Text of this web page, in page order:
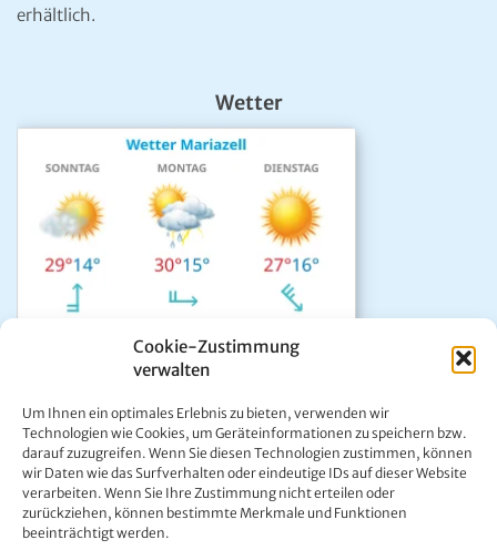
Cookie-Zustimmung
verwalten
Um Ihnen ein optimales Erlebnis zu bieten, verwenden wir
Technologien wie Cookies, um Geräteinformationen zu speichern bzw.
darauf zuzugreifen. Wenn Sie diesen Technologien zustimmen, können
wir Daten wie das Surfverhalten oder eindeutige IDs auf dieser Website
verarbeiten. Wenn Sie Ihre Zustimmung nicht erteilen oder
zurückziehen, können bestimmte Merkmale und Funktionen
beeinträchtigt werden.
erhältlich.
Wetter
Das aktuelle Wetter in Mariazell
Unwetter Warnzentrale
Satellitenbild GeoSphere
ÖAMTC Verkehrsservice